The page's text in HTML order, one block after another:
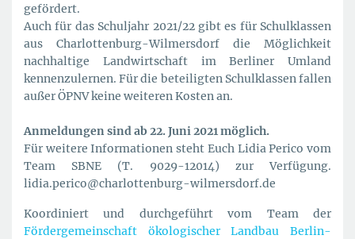
gefördert.
Auch für das Schuljahr 2021/22 gibt es für Schulklassen
aus Charlottenburg-Wilmersdorf die Möglichkeit
nachhaltige Landwirtschaft im Berliner Umland
kennenzulernen. Für die beteiligten Schulklassen fallen
außer ÖPNV keine weiteren Kosten an.
Anmeldungen sind ab 22. Juni 2021 möglich.
Für weitere Informationen steht Euch Lidia Perico vom
Team SBNE (T. 9029-12014) zur Verfügung.
lidia.perico@charlottenburg-wilmersdorf.de
Koordiniert und durchgeführt vom Team der
Fördergemeinschaft ökologischer Landbau Berlin-